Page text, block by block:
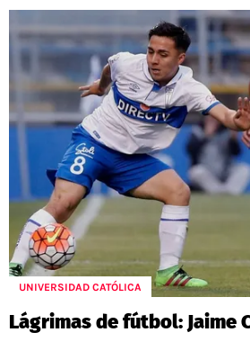
UNIVERSIDAD CATÓLICA
Lágrimas de fútbol: Jaime